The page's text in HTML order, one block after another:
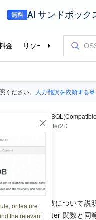
ださい。 人力翻訳を依頼する
or feature
the relevant
PolarDB for
数
ST_Perimeter2D
関数について
、ST_Perimeter 関数と同